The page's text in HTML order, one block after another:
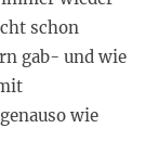
schon
gab- und wie
wie